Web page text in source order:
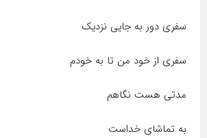
سفری دور به جایی نزدیک
سفری از خود من تا به خودم
مدتی هست نگاهم
به تماشای خداست